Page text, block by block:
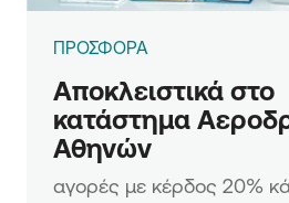
ΠΡΟΣΦΟΡΑ
Αποκλειστικά στο
κατάστημα
Αθηνών
αγορές με κέρδος 20%